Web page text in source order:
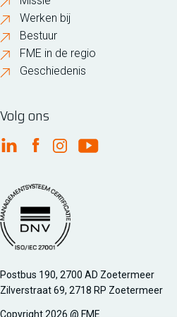
Werken bij
Bestuur
FME in de regio
Geschiedenis
Volg ons
FME Linkedin
FME Facebook
FME Instagram
FME Youtube
Managementsyteem certificatie
Postbus 190, 2700 AD Zoetermeer
Zilverstraat 69, 2718 RP Zoetermeer
Copyright 2026 @ FME